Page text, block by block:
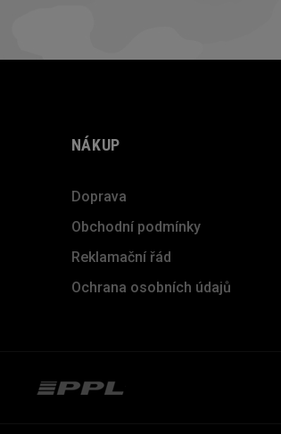
NÁKUP
Doprava
Obchodní podmínky
Reklamační řád
Ochrana osobních údajů